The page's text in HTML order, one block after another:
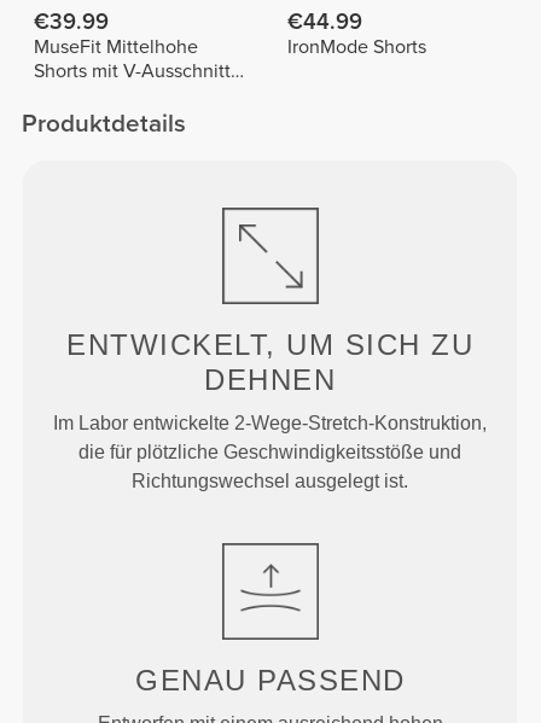
€39.99
MuseFit Mittelhohe
Shorts mit V-Ausschnitt
€44.99
IronMode Shorts
Produktdetails
ENTWICKELT, UM SICH ZU
DEHNEN
Im Labor entwickelte 2-Wege-Stretch-Konstruktion,
die für plötzliche Geschwindigkeitsstöße und
Richtungswechsel ausgelegt ist.
GENAU PASSEND